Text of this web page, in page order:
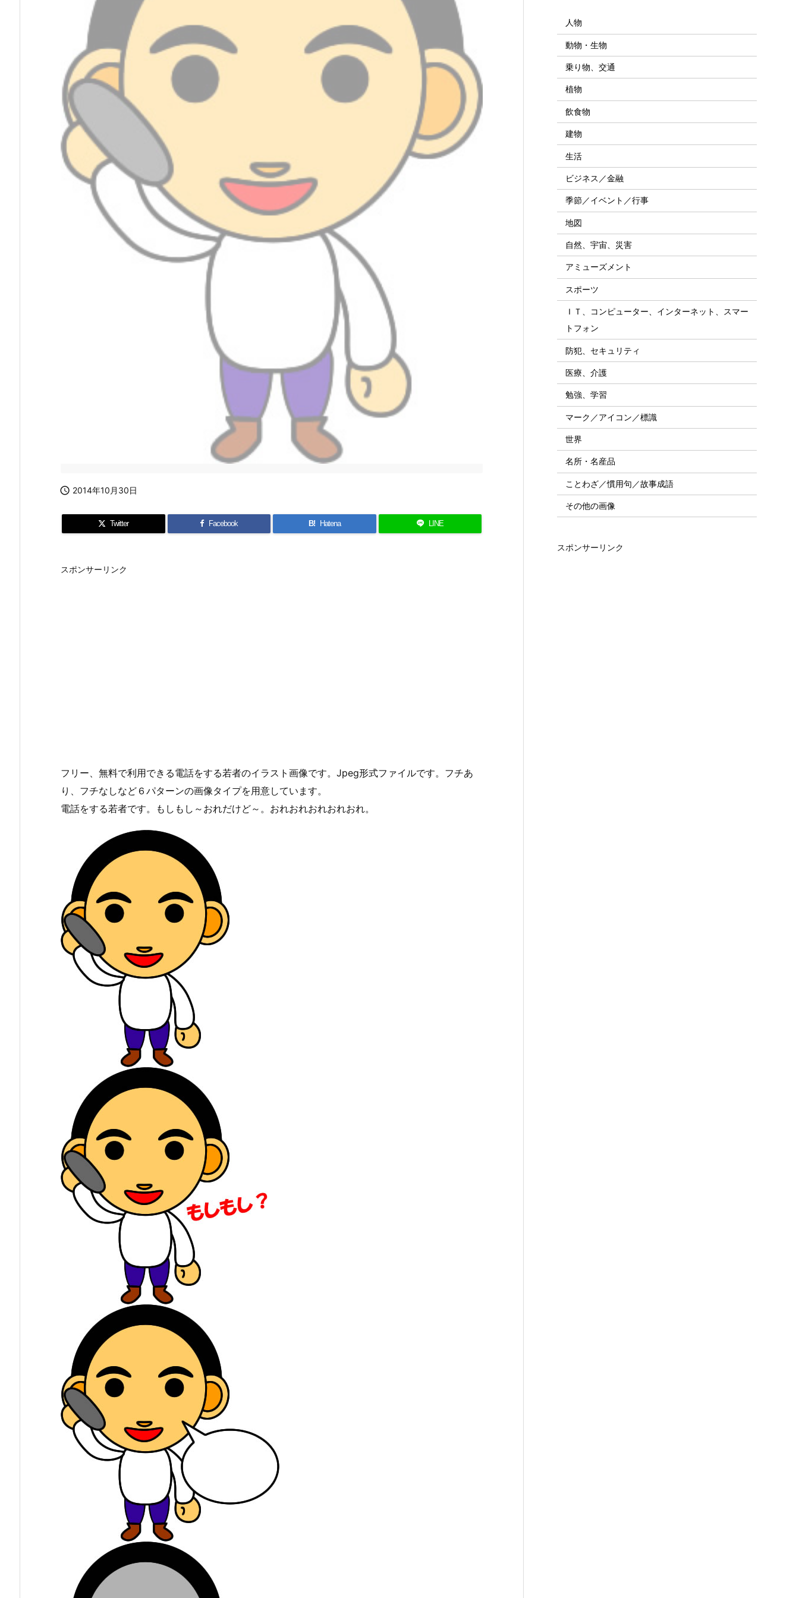
 2014年10月30日
Twitter Facebook B! Hatena LINE
スポンサーリンク
フリー、無料で利用できる電話をする若者のイラスト画像です。Jpeg形式ファイルです。フチあ
り、フチなしなど６パターンの画像タイプを用意しています。
電話をする若者です。もしもし～おれだけど～。おれおれおれおれおれ。
人物
動物・生物
乗り物、交通
植物
飲食物
建物
生活
ビジネス／金融
季節／イベント／行事
地図
自然、宇宙、災害
アミューズメント
スポーツ
ＩＴ、コンピューター、インターネット、スマー
トフォン
防犯、セキュリティ
医療、介護
勉強、学習
マーク／アイコン／標識
世界
名所・名産品
ことわざ／慣用句／故事成語
その他の画像
スポンサーリンク